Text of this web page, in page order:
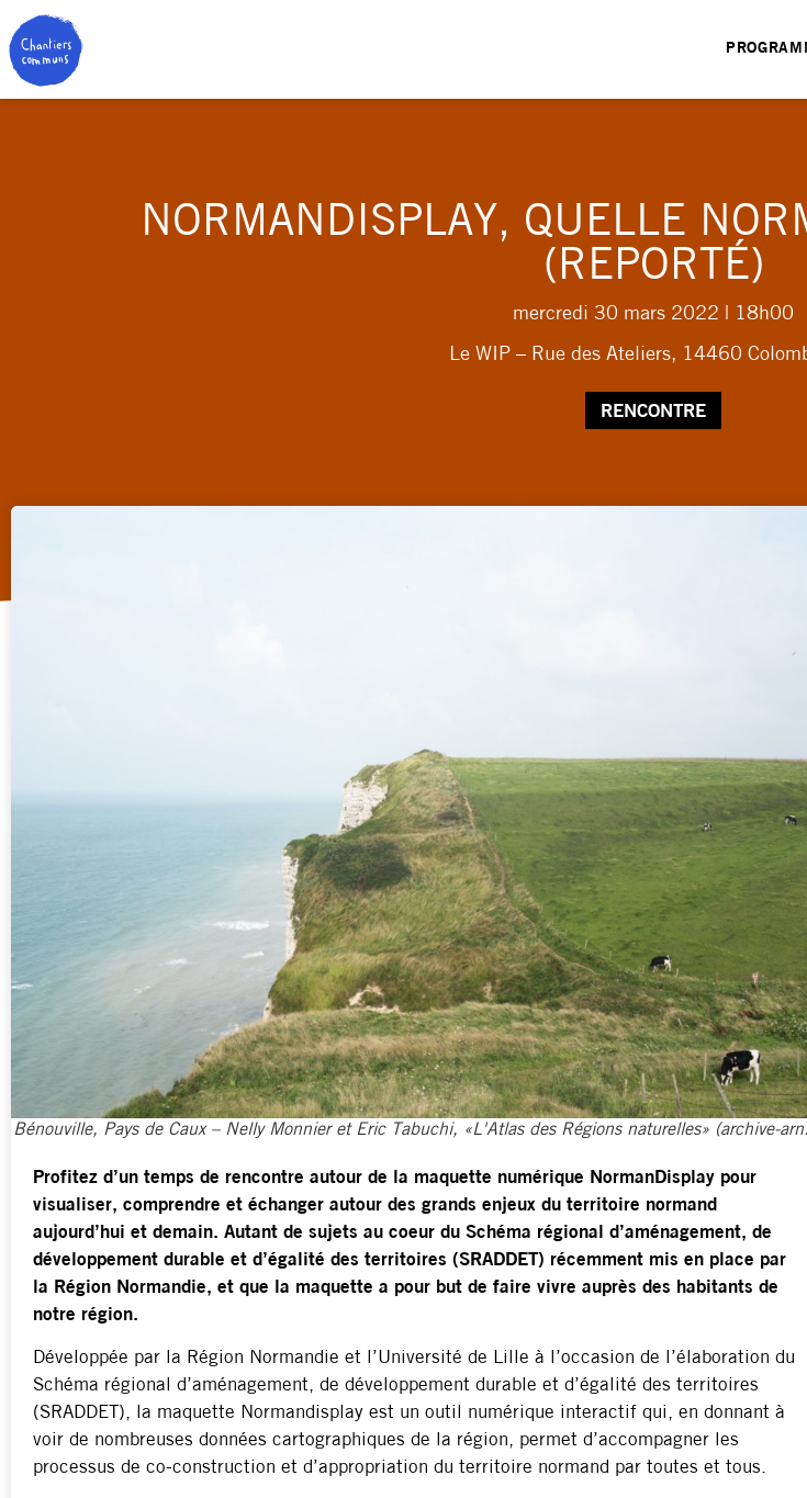
NORMANDISPLAY, QUELLE
(REPORTÉ)
mercredi 30 mars 2022 | 18h00
Le WIP – Rue des Ateliers, 14460
RENCONTRE
Bénouville, Pays de Caux – Nelly Monnier et Eric Tabuchi, «L'Atlas des Régions naturelles» (archive-
Profitez d’un temps de rencontre autour de la maquette numérique NormanDisplay pour
visualiser, comprendre et échanger autour des grands enjeux du territoire normand
aujourd’hui et demain. Autant de sujets au coeur du Schéma régional d’aménagement, de
développement durable et d’égalité des territoires (SRADDET) récemment mis en place par
la Région Normandie, et que la maquette a pour but de faire vivre auprès des habitants de
notre région.
Développée par la Région Normandie et l’Université de Lille à l’occasion de l’élaboration du
Schéma régional d’aménagement, de développement durable et d’égalité des territoires
(SRADDET), la maquette Normandisplay est un outil numérique interactif qui, en donnant à
voir de nombreuses données cartographiques de la région, permet d’accompagner les
processus de co-construction et d’appropriation du territoire normand par toutes et tous.